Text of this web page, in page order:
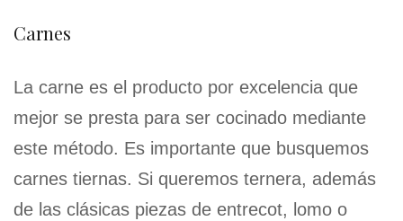
Carnes
La carne es el producto por excelencia que
mejor se presta para ser cocinado mediante
este método. Es importante que busquemos
carnes tiernas. Si queremos ternera, además
de las clásicas piezas de entrecot, lomo o